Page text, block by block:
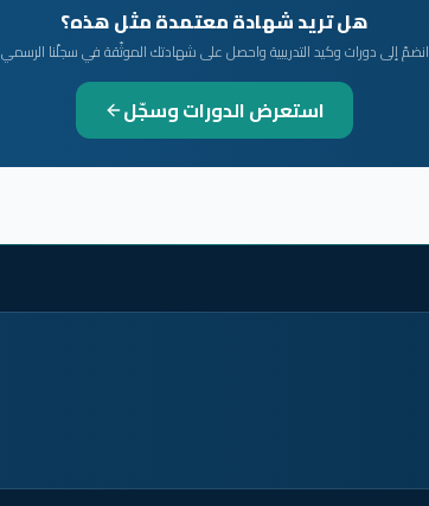
هل تريد شهادة معتمدة مثل هذه؟
انضمّ إلى دورات وكيد التدريبية واحصل على شهادتك الموثّقة في سجلّنا الرسمي
استعرض الدورات وسجّل